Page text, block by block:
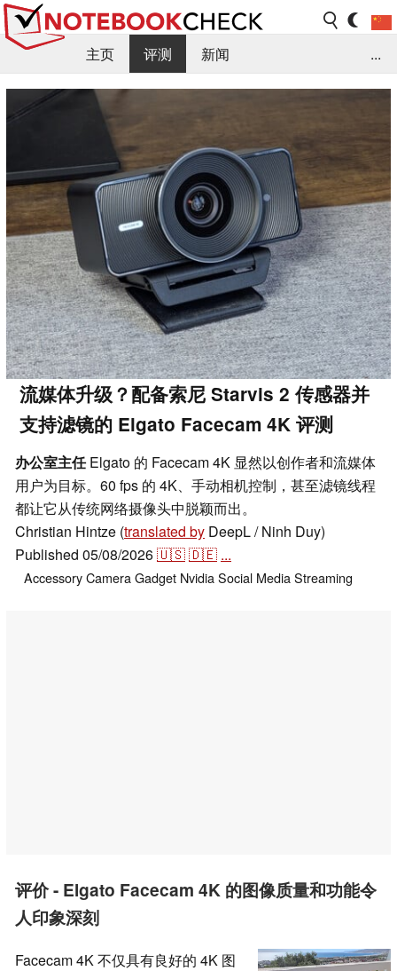
主页 评测
新闻
FAQ / 小提示/ 技术参数
资料库
...
流媒体升级？配备索尼 Starvis 2 传感器并
支持滤镜的 Elgato Facecam 4K 评测
办公室主任Elgato 的 Facecam 4K 显然以创作者和流媒体
用户为目标。60 fps 的 4K、手动相机控制，甚至滤镜线程
都让它从传统网络摄像头中脱颖而出。
Christian Hintze (translated by DeepL / Ninh Duy)
Published 05/08/2026🇺🇸🇩🇪 ...
AccessoryCameraGadget NvidiaSocial MediaStreaming
评价 - Elgato Facecam 4K 的图像质量和功能令
人印象深刻
Facecam 4K 不仅具有良好的 4K 图